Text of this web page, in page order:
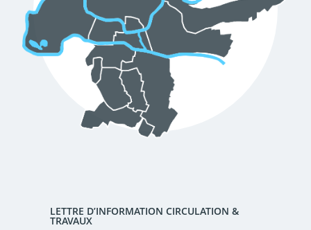
LETTRE D’INFORMATION CIRCULATION &
TRAVAUX